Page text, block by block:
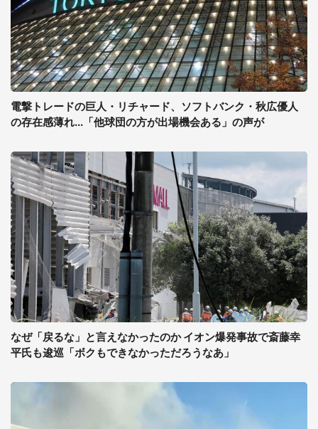
電撃トレードの巨人・リチャード、ソフトバンク・秋広優人
の存在感薄れ...「他球団の方が出場機会ある」の声が
なぜ「戻るな」と言えなかったのか イオン爆発事故で斎藤幸
平氏も逡巡「ボクもできなかっただろうなあ」